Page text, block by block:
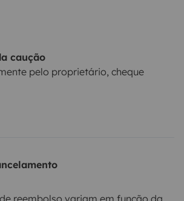
caução
pelo proprietário, cheque
reembolso variam em função da